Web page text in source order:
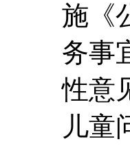
施《
务事
性意
儿童